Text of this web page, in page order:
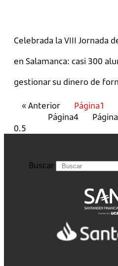
Celebrada la VIII Jornada
en Salamanca: casi 300
gestionar su dinero de
« Anterior Página1
Página4 Página
Buscar